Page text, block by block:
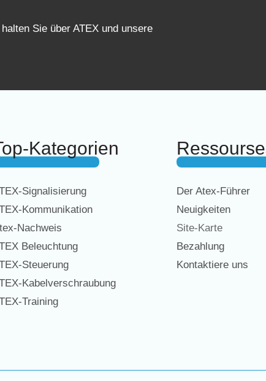
Sie über ATEX und unsere
Kategorien
Signalisierung
Kommunikation
Nachweis
Beleuchtung
Steuerung
Kabelverschraubung
Training
Der Atex-Führer
Neuigkeiten
Site-Karte
Bezahlung
Kontaktiere uns